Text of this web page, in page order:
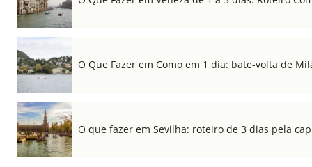
O Que Fazer em Como em 1 dia: bate-volta de
O que fazer em Sevilha: roteiro de 3 dias pela